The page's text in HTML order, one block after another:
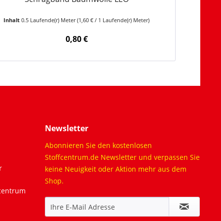
Inhalt0.5 Laufende(r) Meter(1,60 € / 1 Laufende(r) Meter)
0,80 €
Newsletter
Abonnieren Sie den kostenlosen
Stoffcentrum.de Newsletter und verpassen Sie
keine Neuigkeit oder Aktion mehr aus dem
Shop.